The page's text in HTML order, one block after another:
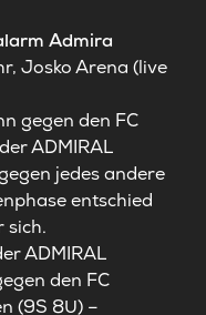
Admira
Josko Arena (live
gegen den FC
ADMIRAL
jedes andere
entschied
sich.
ADMIRAL
den FC
(9S 8U) –